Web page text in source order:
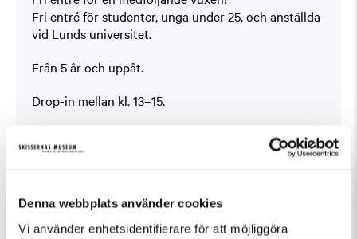
Denna webbplats använder cookies
Vi använder enhetsidentifierare för att möjliggöra
Fri entré för studenter, unga under 25, och anställda
vid Lunds universitet.
Från 5 år och uppåt.
Drop-in mellan kl. 13–15.
Vi har dukat upp massor av läckra färger! Hur kan vi
blanda ännu fler nyanser? Vilka effekter uppstår när
vi målar på mönstrade tyger? Vi skapar egna